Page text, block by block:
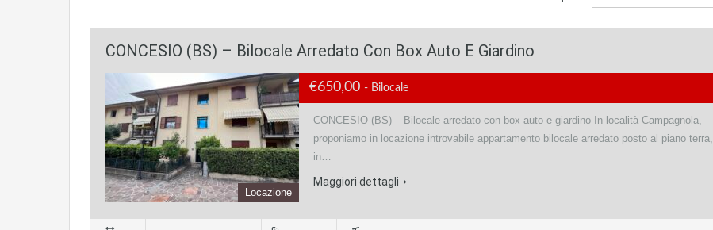
CONCESIO (BS) – Bilocale Arredato Con Box Auto E Giardino
Locazione
€650,00 - Bilocale
CONCESIO (BS) – Bilocale arredato con box auto e giardino In località Campagnola,
proponiamo in locazione introvabile appartamento bilocale arredato posto al piano terra,
in…
Maggiori dettagli